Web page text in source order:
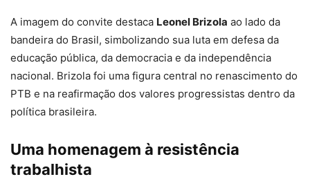
A imagem do convite destaca Leonel Brizola ao lado da
bandeira do Brasil, simbolizando sua luta em defesa da
educação pública, da democracia e da independência
nacional. Brizola foi uma figura central no renascimento do
PTB e na reafirmação dos valores progressistas dentro da
política brasileira.
Uma homenagem à resistência
trabalhista